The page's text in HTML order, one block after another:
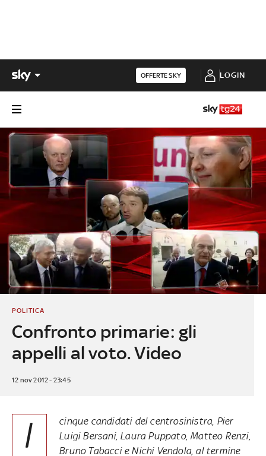
OFFERTE SKY LOGIN
Confronto primarie: gli
appelli al voto. Video
POLITICA
12 nov 2012 - 23:45
I
cinque candidati del centrosinistra, Pier
Luigi Bersani, Laura Puppato, Matteo Renzi,
Bruno Tabacci e Nichi Vendola, al termine